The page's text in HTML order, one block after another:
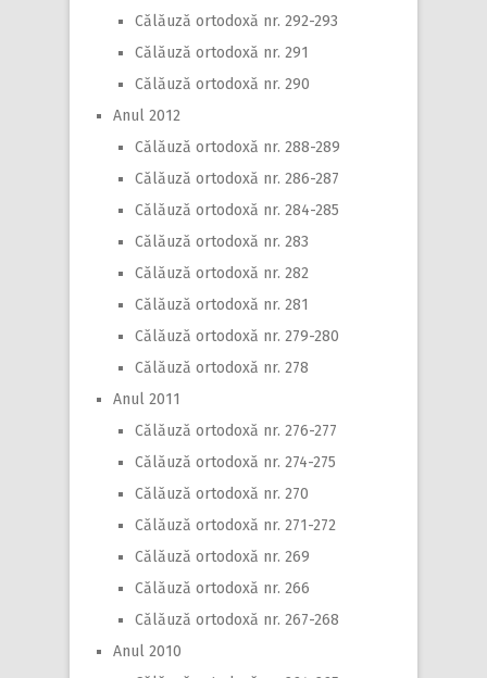
Călăuză ortodoxă nr. 292-293
Călăuză ortodoxă nr. 291
Călăuză ortodoxă nr. 290
Anul 2012
Călăuză ortodoxă nr. 288-289
Călăuză ortodoxă nr. 286-287
Călăuză ortodoxă nr. 284-285
Călăuză ortodoxă nr. 283
Călăuză ortodoxă nr. 282
Călăuză ortodoxă nr. 281
Călăuză ortodoxă nr. 279-280
Călăuză ortodoxă nr. 278
Anul 2011
Călăuză ortodoxă nr. 276-277
Călăuză ortodoxă nr. 274-275
Călăuză ortodoxă nr. 270
Călăuză ortodoxă nr. 271-272
Călăuză ortodoxă nr. 269
Călăuză ortodoxă nr. 266
Călăuză ortodoxă nr. 267-268
Anul 2010